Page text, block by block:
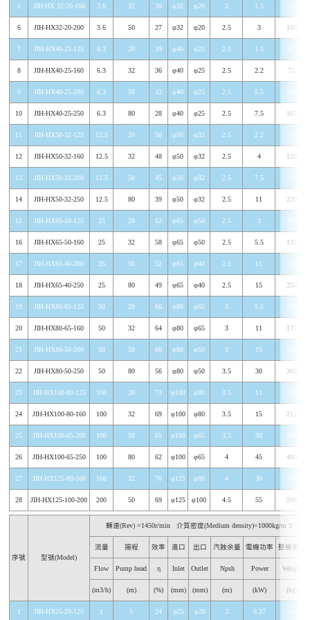
5 JIH-HX 32-20-160 3.6 32 30 φ32 φ20 2 1.5
6 JIH-HX32-20-200 3.6 50 27 φ32 φ20 2.5 3 100
7 JIH-HX40-25-125 6.3 20 39 φ40 φ25 2.5 1.5
8 JIH-HX40-25-160 6.3 32 36 φ40 φ25 2.5 2.2 75
9 JIH-HX40-25-200 6.3 50 32 φ40 φ25 2.5 5.5 120
10 JIH-HX40-25-250 6.3 80 28 φ40 φ25 2.5 7.5 165
11 JIH-HX50-32-125 12.5 20 50 φ50 φ32 2.5 2.2
12 JIH-HX50-32-160 12.5 32 48 φ50 φ32 2.5 4 120
13 JIH-HX50-32-200 12.5 50 45 φ50 φ32 2.5 7.5 155
14 JIH-HX50-32-250 12.5 80 39 φ50 φ32 2.5 11 220
15 JIH-HX65-50-125 25 20 62 φ65 φ50 2.5 3
16 JIH-HX65-50-160 25 32 58 φ65 φ50 2.5 5.5 135
17 JIH-HX65-40-200 25 50 52 φ65 φ40 2.5 11 190
18 JIH-HX65-40-250 25 80 49 φ65 φ40 2.5 15 250
19 JIH-HX80-65-125 50 20 66 φ80 φ65 3 5.5 105
20 JIH-HX80-65-160 50 32 64 φ80 φ65 3 11 170
21 JIH-HX80-50-200 50 50 60 φ80 φ50 3 15
22 JIH-HX80-50-250 50 80 56 φ80 φ50 3.5 30 360
23 JIH-HX100-80-125 100 20 73 φ100 φ80 3.5 11 175
24 JIH-HX100-80-160 100 32 69 φ100 φ80 3.5 15 215
25 JIH-HX100-65-200 100 50 65 φ100 φ65 3.5 30
26 JIH-HX100-65-250 100 80 62 φ100 φ65 4 45 480
27 JIH-HX125-80-160 160 32 70 φ125 φ80 4 30 410
28 JIH-HX125-100-200 200 50 69 φ125 φ100 4.5 55 590
序號 型號(Model)
轉速(Rev) =1450r/min 介質密度(Medium density)=1000kg/m 3
流量 揚程 效率 進口 出口 汽蝕余量 電機功率 整機重量
Flow Pump head η Inlet Outlet Npsh Power Weight
(m3/h) (m) (%) (mm) (mm) (m) (kW) (kg)
1 JIH-HX25-20-125 1 5 24 φ25 φ20 2 0.37